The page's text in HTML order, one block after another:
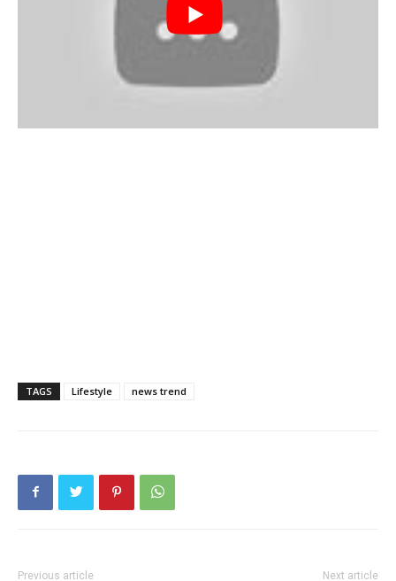
TAGS Lifestyle news trend
Previous article Next article